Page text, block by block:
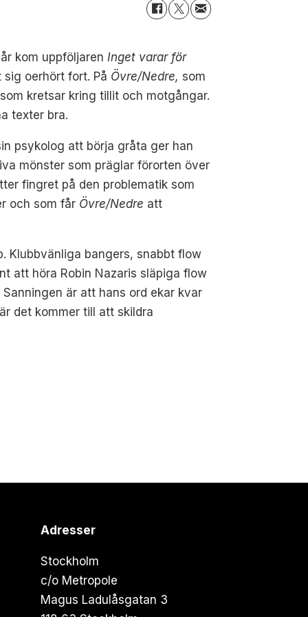
kom uppföljaren Inget varar för
oerhört fort. På Övre/Nedre,som
kretsar kring tillit och motgångar.
texter bra.
psykolog att börja gråta ger han
mönster som präglar förorten över
fingret på den problematik som
och som får Övre/Nedre att
Klubbvänliga bangers, snabbt flow
att höra Robin Nazaris släpiga flow
är att hans ord ekar kvar
det kommer till att skildra
Adresser
Stockholm
c/o Metropole
Magus Ladulåsgatan 3